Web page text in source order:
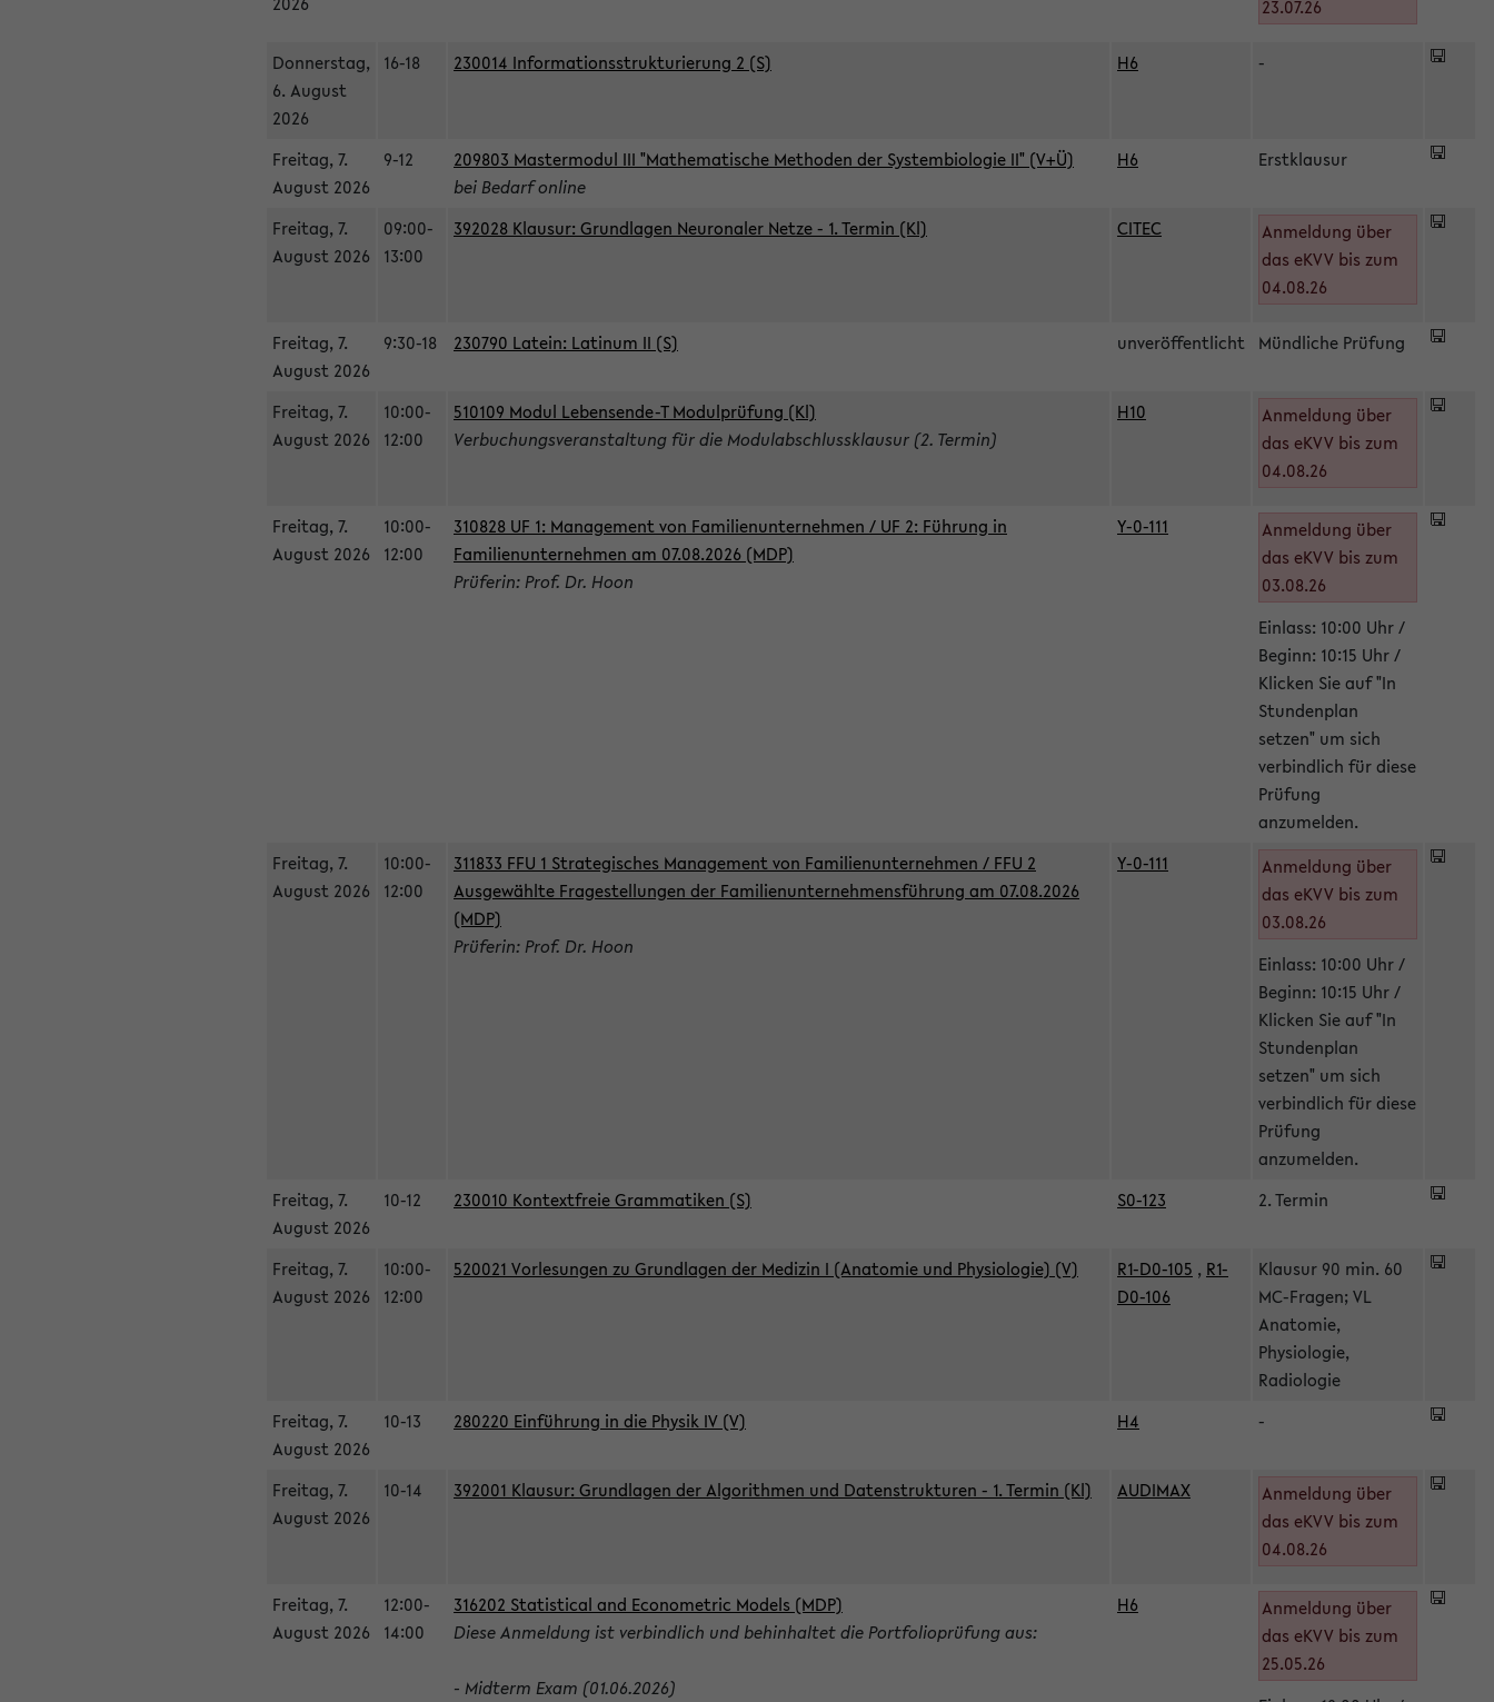
23.07.26
Donnerstag,
6. August
2026
16-18 230014 Informationsstrukturierung 2 (S) H6 -
Freitag, 7.
August 2026
9-12
209803 Mastermodul III "Mathematische Methoden der Systembiologie II" (V+Ü)
bei Bedarf online
H6 Erstklausur
Freitag, 7.
August 2026
09:00-
13:00
392028 Klausur: Grundlagen Neuronaler Netze - 1. Termin (Kl) CITEC
Anmeldung über
das eKVV bis zum
04.08.26
Freitag, 7.
August 2026
9:30-18 230790 Latein: Latinum II (S) unveröffentlicht Mündliche Prüfung
Freitag, 7.
August 2026
10:00-
12:00
510109 Modul Lebensende-T Modulprüfung (Kl)
Verbuchungsveranstaltung für die Modulabschlussklausur (2. Termin)
H10
Anmeldung über
das eKVV bis zum
04.08.26
Freitag, 7.
August 2026
10:00-
12:00
310828 UF 1: Management von Familienunternehmen / UF 2: Führung in
Familienunternehmen am 07.08.2026 (MDP)
Prüferin: Prof. Dr. Hoon
Y-0-111
Anmeldung über
das eKVV bis zum
03.08.26
Einlass: 10:00 Uhr /
Beginn: 10:15 Uhr /
Klicken Sie auf "In
Stundenplan
setzen" um sich
verbindlich für diese
Prüfung
anzumelden.
Freitag, 7.
August 2026
10:00-
12:00
311833 FFU 1 Strategisches Management von Familienunternehmen / FFU 2
Ausgewählte Fragestellungen der Familienunternehmensführung am 07.08.2026
(MDP)
Prüferin: Prof. Dr. Hoon
Y-0-111
Anmeldung über
das eKVV bis zum
03.08.26
Einlass: 10:00 Uhr /
Beginn: 10:15 Uhr /
Klicken Sie auf "In
Stundenplan
setzen" um sich
verbindlich für diese
Prüfung
anzumelden.
Freitag, 7.
August 2026
10-12 230010 Kontextfreie Grammatiken (S) S0-123 2. Termin
Freitag, 7.
August 2026
10:00-
12:00
520021 Vorlesungen zu Grundlagen der Medizin I (Anatomie und Physiologie) (V) R1-D0-105 , R1-
D0-106
Klausur 90 min. 60
MC-Fragen; VL
Anatomie,
Physiologie,
Radiologie
Freitag, 7.
August 2026
10-13 280220 Einführung in die Physik IV (V) H4 -
Freitag, 7.
August 2026
10-14 392001 Klausur: Grundlagen der Algorithmen und Datenstrukturen - 1. Termin (Kl) AUDIMAX
Anmeldung über
das eKVV bis zum
04.08.26
Freitag, 7.
August 2026
12:00-
14:00
316202 Statistical and Econometric Models (MDP)
Diese Anmeldung ist verbindlich und behinhaltet die Portfolioprüfung aus:
- Midterm Exam (01.06.2026)
H6
Anmeldung über
das eKVV bis zum
25.05.26